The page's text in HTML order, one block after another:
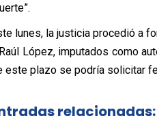
lunes, la justicia procedió a
López, imputados como
este plazo se podría solicitar
relacionadas: